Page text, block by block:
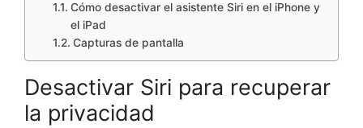
Cómo desactivar el asistente Siri en el iPhone y
el iPad
Capturas de pantalla
Desactivar Siri para recuperar
la privacidad